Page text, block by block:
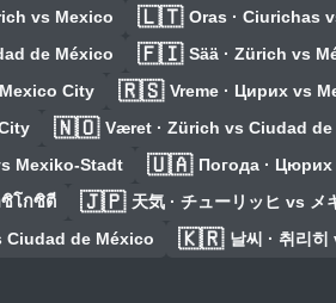
vs Mexico 🇱🇹 Oras · Ciurichas
de México 🇫🇮 Sää · Zürich vs
City 🇷🇸 Vreme · Цирих vs
🇳🇴 Været · Zürich vs Ciudad de
Mexiko-Stadt 🇺🇦 Погода · Цюрих
ซิโกซิตี 🇯🇵 天気 · チューリッヒ vs メ
Ciudad de México 🇰🇷 날씨 · 취리히